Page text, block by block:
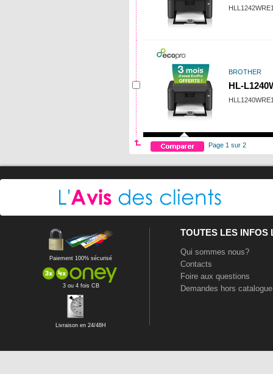
BROTHER
HL-
Page 1 sur 2
Paiement 100% sécurisé
3 ou 4 fois CB
Livraison en 24/48H
TOUTES LES INFOS
Qui sommes nous?
Contacts
Foire aux questions
Demandes hors catalogue